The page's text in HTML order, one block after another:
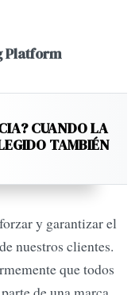
Platform
CUANDO LA
TAMBIÉN
y garantizar el
nuestros clientes.
que todos